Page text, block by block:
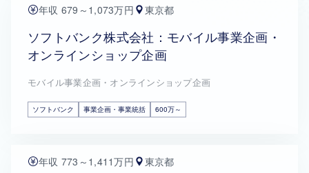
年収 679～1,073万円 東京都
ソフトバンク株式会社：モバイル事業企画・
オンラインショップ企画
モバイル事業企画・オンラインショップ企画
ソフトバンク 事業企画・事業統括 600万～
年収 773～1,411万円 東京都